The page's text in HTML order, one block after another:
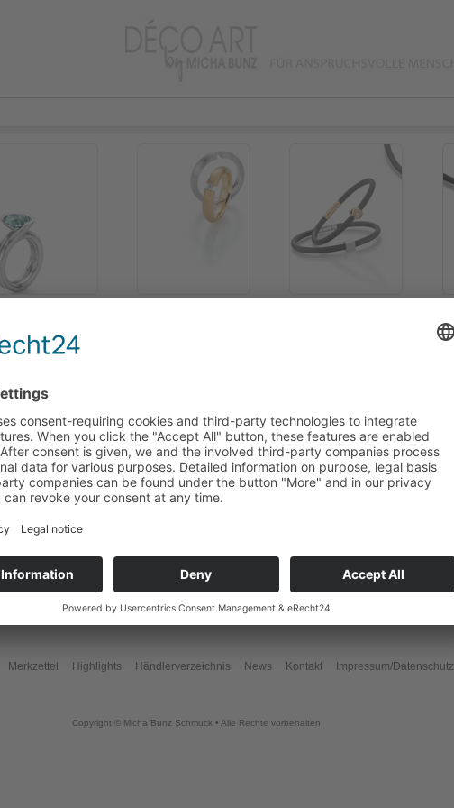
Platin 950, Kautschuk, Inox
Verschluß, Brill.0,11 ct. w/vs
1.600,00 €
Merkzettel Highlights Händlerverzeichnis News Kontakt Impressum/Datenschutz
Copyright © Micha Bunz Schmuck • Alle Rechte vorbehalten